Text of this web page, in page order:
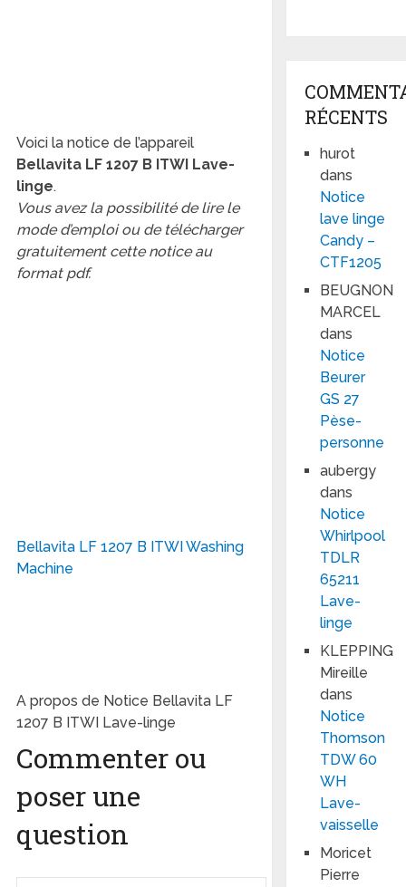
Voici la notice de l’appareil
Bellavita LF 1207 B ITWI Lave-
linge.
Vous avez la possibilité de lire le
mode d’emploi ou de télécharger
gratuitement cette notice au
format pdf.
Bellavita LF 1207 B ITWI Washing
Machine
A propos de Notice Bellavita LF
1207 B ITWI Lave-linge
Commenter ou
poser une
question
RÉCENTS
hurot
dans
Notice
lave linge
Candy –
CTF1205
BEUGNON
MARCEL
dans
Notice
Beurer
GS 27
Pèse-
personne
aubergy
dans
Notice
Whirlpool
TDLR
65211
Lave-
linge
KLEPPING
Mireille
dans
Notice
Thomson
TDW 60
WH
Lave-
vaisselle
Moricet
Pierre